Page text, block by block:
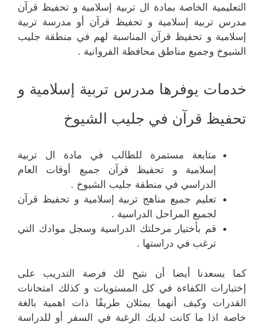
التعليمية الخاصة بمادة ال تربية إسلامية و تحفيظ قرآن
مدرس تربية إسلامية و تحفيظ قرآن أو مدرسة تربية
إسلامية و تحفيظ قرآن المناسبة لهم في منطقة جليب
الشيوخ وجميع مناطق محافظة الفروانية .
خدمات يوفرها مدرس تربية إسلامية و
تحفيظ قرآن في جليب الشيوخ
متابعة مستمرة للطالب في مادة ال تربية
إسلامية و تحفيظ قرآن جميع أوقات العام
الدراسي في منطقة جليب الشيوخ .
تعليم جميع مناهج تربية إسلامية و تحفيظ قرآن
لجميع المراحل الدراسية .
قم بأختيار مرحلتك الدراسية وسجل موادك التي
ترغب في دراستها .
كما يسعدنا أيضا أن نتيح لك فرصة التدريب على
إختبارات الكفاءة في كل المستويات و كذلك امتحانات
القدرات وكيف أنهما يمثلان طريقًا ذات اهمية بالغة
خاصة اذا ما كانت لديك الرغبة في السفر أو للدراسة